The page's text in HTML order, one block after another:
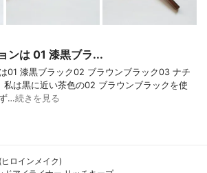
ンは 01 漆黒ブラ...
01 漆黒ブラック02 ブラウンブラック03 ナチ
私は黒に近い茶色の02 ブラウンブラックを使
…続きを見る
ロインメイク)